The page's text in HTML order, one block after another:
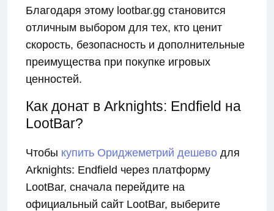
Благодаря этому lootbar.gg становится
отличным выбором для тех, кто ценит
скорость, безопасность и дополнительные
преимущества при покупке игровых
ценностей.
Как донат в Arknights: Endfield на
LootBar?
Чтобы купить Ориджеметрий дешево для
Arknights: Endfield через платформу
LootBar, сначала перейдите на
официальный сайт LootBar, выберите